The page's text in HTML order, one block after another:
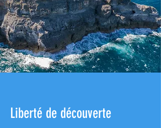
Liberté de découverte